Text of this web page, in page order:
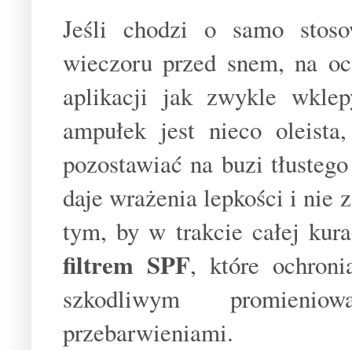
Jeśli chodzi o samo
wieczoru przed snem, na
aplikacji jak zwykle
ampułek jest nieco
pozostawiać na buzi
daje wrażenia lepkości i nie
tym, by w trakcie całej
filtrem SPF, które
szkodliwym
przebarwieniami.